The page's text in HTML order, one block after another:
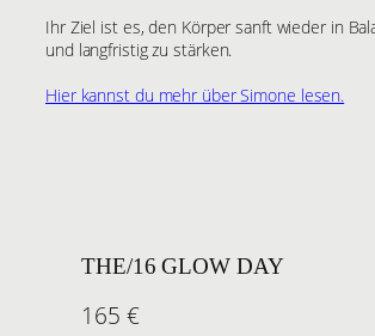
Ihr Ziel ist es, den Körper sanft wieder in
und langfristig zu stärken.
Hier kannst du mehr über Simone lesen.
THE/16 GLOW DAY
165 €